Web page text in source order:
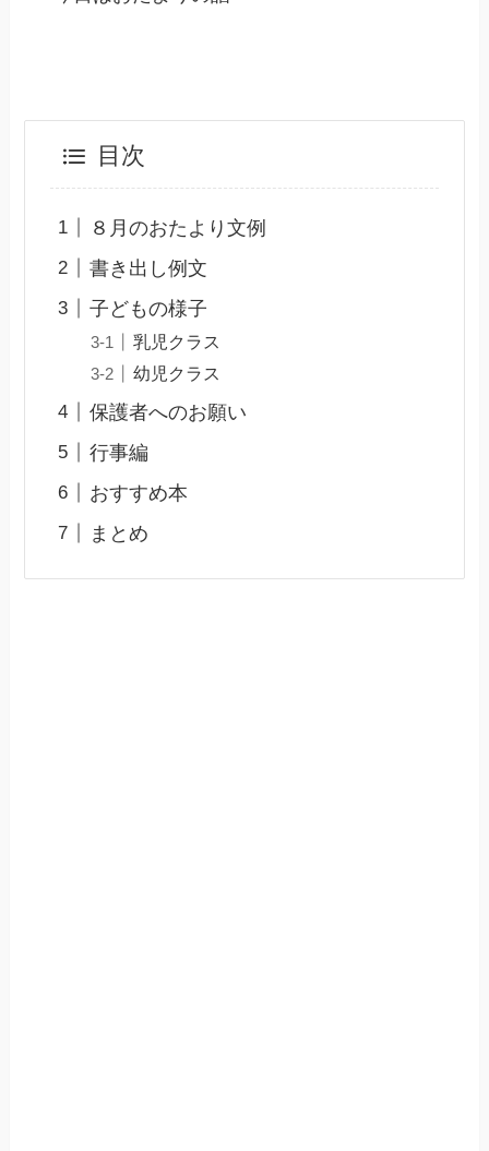
目次
８月のおたより文例
書き出し例文
子どもの様子
乳児クラス
幼児クラス
保護者へのお願い
行事編
おすすめ本
まとめ